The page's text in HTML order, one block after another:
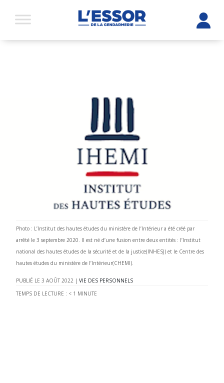
Photo : L’Institut des hautes études du ministère de l’Intérieur a été créé par
arrêté le 3 septembre 2020. Il est né d’une fusion entre deux entités : l’Institut
national des hautes études de la sécurité et de la justice(INHESJ) et le Centre des
hautes études du ministère de l’Intérieur(CHEMI).
3 AOÛT 2022 |VIE DES PERSONNELS
TEMPS DE LECTURE : < 1 MINUTE